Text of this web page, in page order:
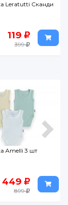
Leratutti Сканди
119
399
Amelli 3 шт
449
899